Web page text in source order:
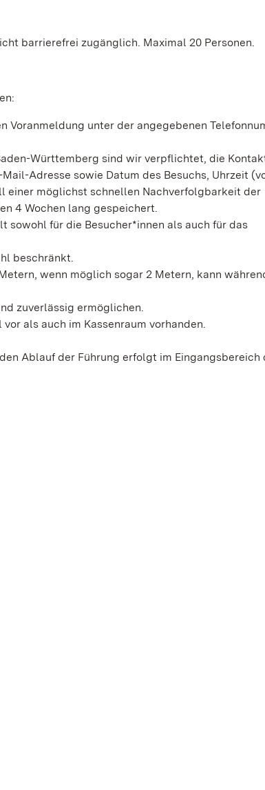
barrierefrei zugänglich. Maximal 20 Personen.
Voranmeldung unter der angegebenen
Württemberg sind wir verpflichtet, die
Adresse sowie Datum des Besuchs, Uhrzeit
einer möglichst schnellen Nachverfolgbarkeit der
4 Wochen lang gespeichert.
sowohl für die Besucher*innen als auch für das
beschränkt.
wenn möglich sogar 2 Metern, kann
zuverlässig ermöglichen.
als auch im Kassenraum vorhanden.
Ablauf der Führung erfolgt im Eingangsbereich